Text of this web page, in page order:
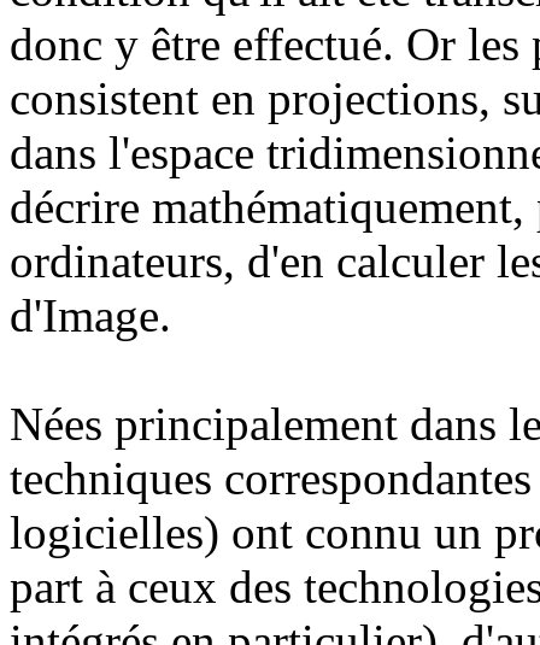
donc y être effectué. Or les
consistent en projections,
dans l'espace
décrire
ordinateurs, d'en calculer
d'Image.
Nées principalement dans
techniques
logicielles) ont connu un
part à ceux des